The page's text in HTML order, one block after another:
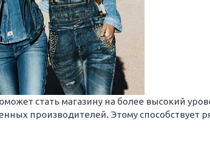
стать магазину на более высокий
производителей. Этому способствует